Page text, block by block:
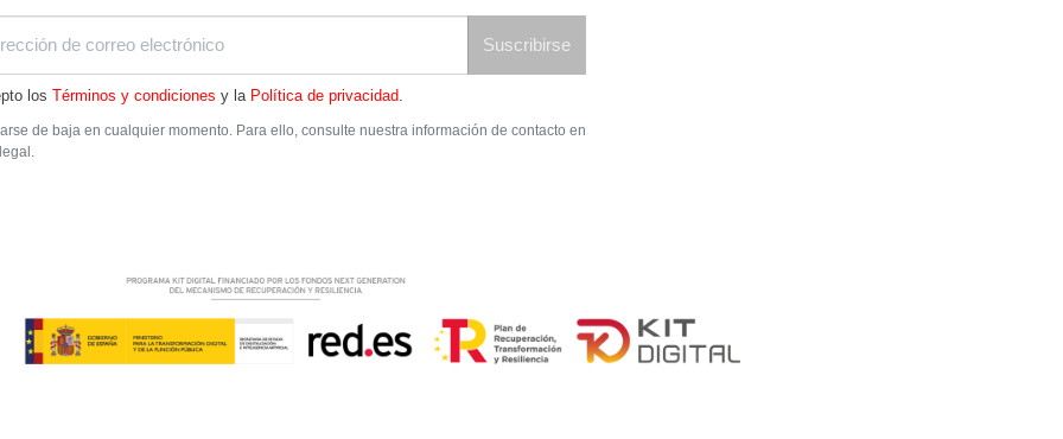
Suscribirse
los Términos y condiciones y la Política de privacidad
de baja en cualquier momento. Para ello, consulte nuestra información de contacto en